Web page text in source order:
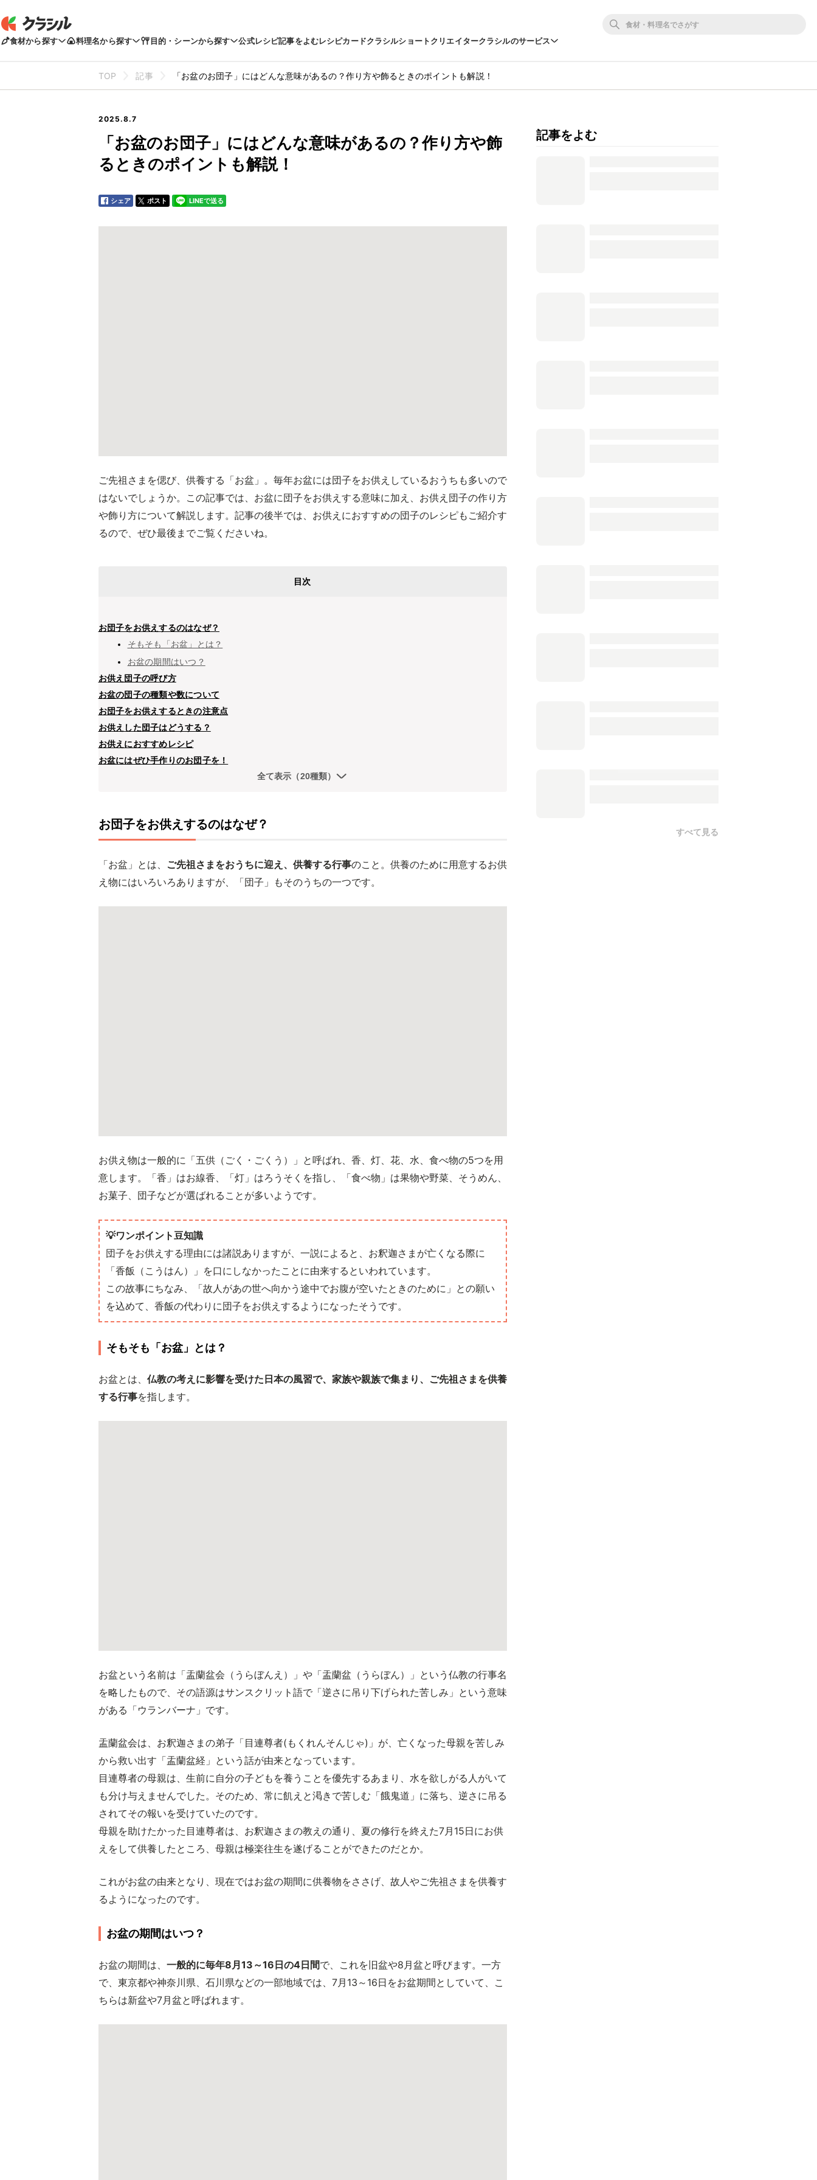
食材から探す 料理名から探す 目的・シーンから探す 公式レシピ記事をよむレシピカードクラシルショートクリエイタークラシルのサービス
TOP 記事 「お盆のお団子」にはどんな意味があるの？作り方や飾るときのポイントも解説！
2025.8.7
「お盆のお団子」にはどんな意味があるの？作り方や飾
るときのポイントも解説！
シェア ポスト LINEで送る
ご先祖さまを偲び、供養する「お盆」。毎年お盆には団子をお供えしているおうちも多いので
はないでしょうか。この記事では、お盆に団子をお供えする意味に加え、お供え団子の作り方
や飾り方について解説します。記事の後半では、お供えにおすすめの団子のレシピもご紹介す
るので、ぜひ最後までご覧くださいね。
目次
お団子をお供えするのはなぜ？
そもそも「お盆」とは？
お盆の期間はいつ？
お供え団子の呼び方
お盆の団子の種類や数について
お団子をお供えするときの注意点
お供えした団子はどうする？
お供えにおすすめレシピ
お盆にはぜひ手作りのお団子を！
全て表示（20種類）
お団子をお供えするのはなぜ？
「お盆」とは、 ご先祖さまをおうちに迎え、供養する行事のこと。供養のために用意するお供
え物にはいろいろありますが、「団子」もそのうちの一つです。
お供え物は一般的に「五供（ごく・ごくう）」と呼ばれ、香、灯、花、水、食べ物の5つを用
意します。「香」はお線香、「灯」はろうそくを指し、「食べ物」は果物や野菜、そうめん、
お菓子、団子などが選ばれることが多いようです。
💡ワンポイント豆知識
団子をお供えする理由には諸説ありますが、一説によると、お釈迦さまが亡くなる際に
「香飯（こうはん）」を口にしなかったことに由来するといわれています。
この故事にちなみ、「故人があの世へ向かう途中でお腹が空いたときのために」との願い
を込めて、香飯の代わりに団子をお供えするようになったそうです。
そもそも「お盆」とは？
お盆とは、 仏教の考えに影響を受けた日本の風習で、家族や親族で集まり、ご先祖さまを供養
する行事を指します。
お盆という名前は「盂蘭盆会（うらぼんえ）」や「盂蘭盆（うらぼん）」という仏教の行事名
を略したもので、その語源はサンスクリット語で「逆さに吊り下げられた苦しみ」という意味
がある「ウランバーナ」です。
盂蘭盆会は、お釈迦さまの弟子「目連尊者(もくれんそんじゃ)」が、亡くなった母親を苦しみ
から救い出す「盂蘭盆経」という話が由来となっています。
目連尊者の母親は、生前に自分の子どもを養うことを優先するあまり、水を欲しがる人がいて
も分け与えませんでした。そのため、常に飢えと渇きで苦しむ「餓鬼道」に落ち、逆さに吊る
されてその報いを受けていたのです。
母親を助けたかった目連尊者は、お釈迦さまの教えの通り、夏の修行を終えた7月15日にお供
えをして供養したところ、母親は極楽往生を遂げることができたのだとか。
これがお盆の由来となり、現在ではお盆の期間に供養物をささげ、故人やご先祖さまを供養す
るようになったのです。
お盆の期間はいつ？
お盆の期間は、 一般的に毎年8月13～16日の4日間で、これを旧盆や8月盆と呼びます。一方
で、東京都や神奈川県、石川県などの一部地域では、7月13～16日をお盆期間としていて、こ
ちらは新盆や7月盆と呼ばれます。
記事をよむ
すべて見る